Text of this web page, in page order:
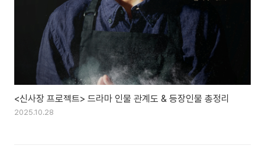
<신사장 프로젝트> 드라마 인물 관계도 & 등장인물 총정리
2025.10.28